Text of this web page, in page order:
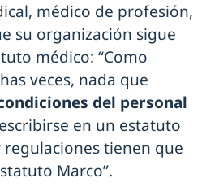
médico de profesión,
su organización sigue
médico: “Como
veces, nada que
del personal
en un estatuto
tienen que
Marco”.